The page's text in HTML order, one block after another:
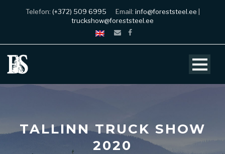
Telefon: (+372) 509 6995 Email: info@foreststeel.ee
truckshow@foreststeel.ee
TALLINN TRUCK SHOW
2020